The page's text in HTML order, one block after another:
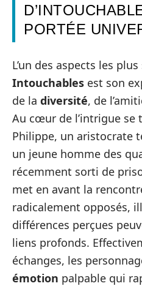
PORTÉE
L’un des aspects les
Intouchables est son
de la diversité, de
Au cœur de l’intrigue se
Philippe, un aristocrate
un jeune homme des
récemment sorti de
met en avant la
radicalement opposés,
différences perçues
liens profonds.
échanges, les
émotion palpable qui